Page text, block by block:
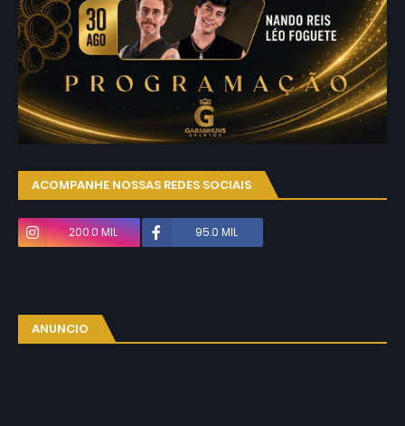
ACOMPANHE NOSSAS REDES SOCIAIS
200.0 MIL 95.0 MIL
ANUNCIO